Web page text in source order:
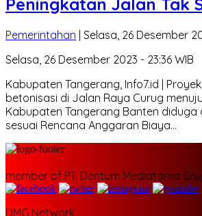
Pemerintahan | Selasa, 26 Desember
Selasa, 26 Desember 2023 - 23:36 WIB
Kabupaten Tangerang, Info7.id |
betonisasi di Jalan Raya Curug
Kabupaten Tangerang Banten diduga
sesuai Rencana Anggaran Biaya…
member of PT. Dentum Mediatama
DMG Network